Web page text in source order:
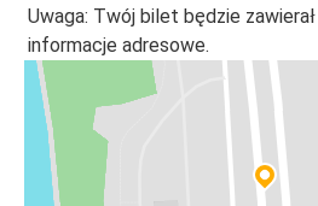
Uwaga: Twój bilet będzie
informacje adresowe.